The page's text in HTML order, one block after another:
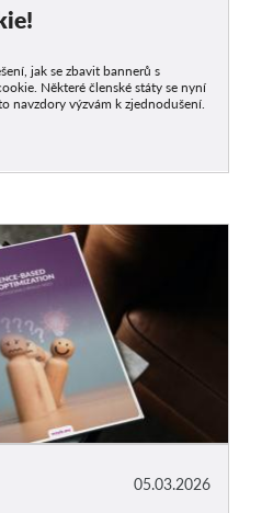
jak se zbavit bannerů s
Některé členské státy se nyní
navzdory výzvám k zjednodušení.
05.03.2026